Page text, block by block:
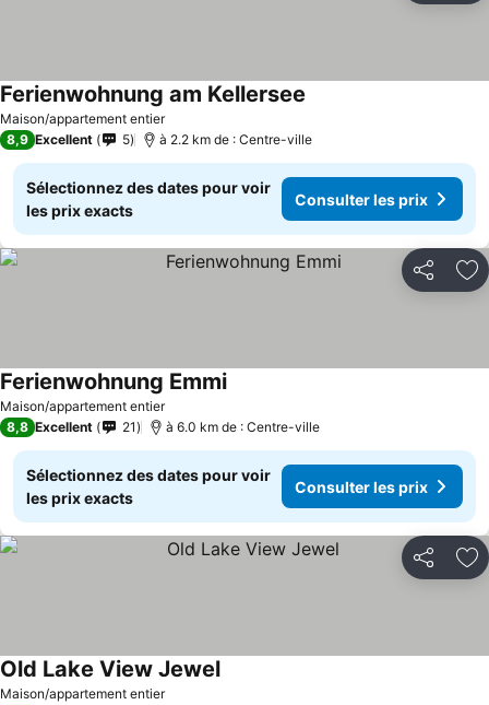
Maison/appartement entier
Ferienwohnung am Kellersee
8,9 Excellent 5 à 2.2 km de : Centre-ville
Sélectionnez des dates pour voir
les prix exacts
Consulter les prix
Partager
Maison/appartement entier
Ferienwohnung Emmi
8,8 Excellent 21 à 6.0 km de : Centre-ville
Sélectionnez des dates pour voir
les prix exacts
Consulter les prix
Partager
Maison/appartement entier
Old Lake View Jewel